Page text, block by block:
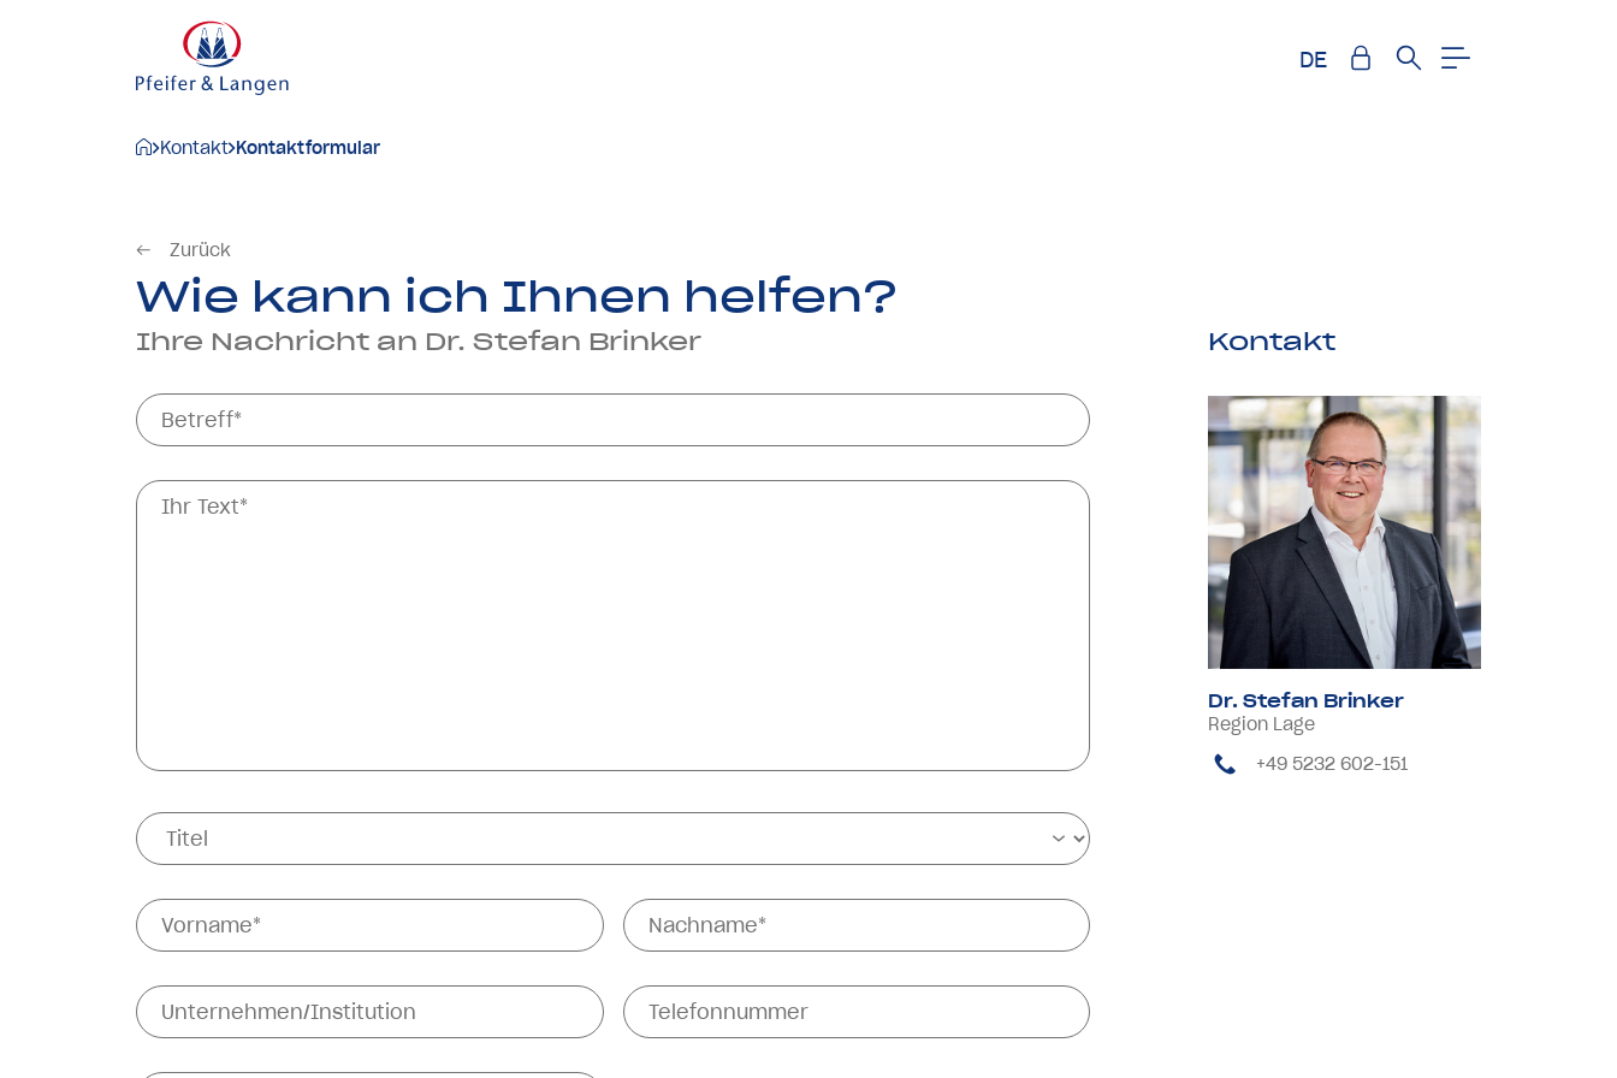
DE
Kontakt Kontaktformular
Zurück
Wie kann ich Ihnen helfen?
Ihre Nachricht an Dr. Stefan Brinker
Betreff*
Ihr Text*
Titel
Vorname* Nachname*
Unternehmen/Institution Telefonnummer
Kontakt
Dr. Stefan Brinker
Region Lage
+49 5232 602-151